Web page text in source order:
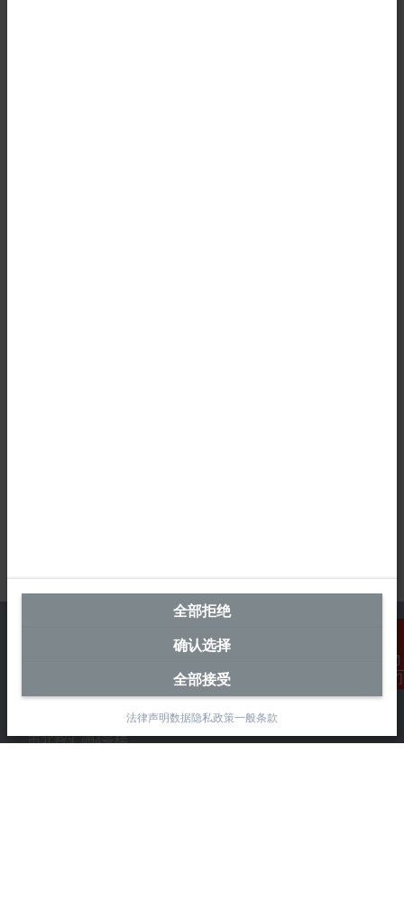
联系我们
毕孚自动化设备贸易(上海)有限公司
市北智汇园4号楼
全部拒绝
确认选择
全部接受
法律声明数据隐私政策一般条款